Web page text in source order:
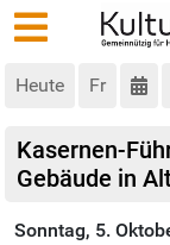
Heute Fr
Kasernen-
Gebäude in
Sonntag, 5.